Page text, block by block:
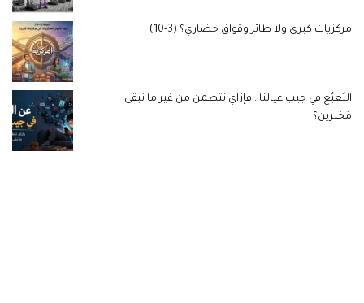
مركزيات كبرى ولا طائر وقواق حضاري؟ (3-10)
البُعبُع في جيب عيالنا.. فإزاي نتطمن من غير ما نبقى
مُخبرين؟